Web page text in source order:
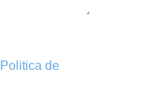
Politica de